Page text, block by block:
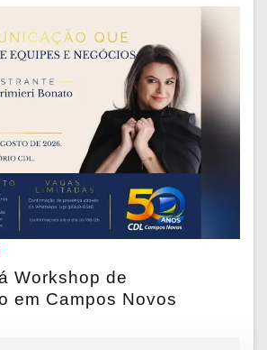
Workshop de
em Campos Novos